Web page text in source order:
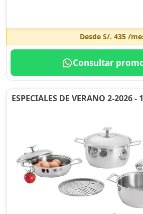
Desde S/. 435/
Consultar
ESPECIALES DE VERANO 2-2026 -